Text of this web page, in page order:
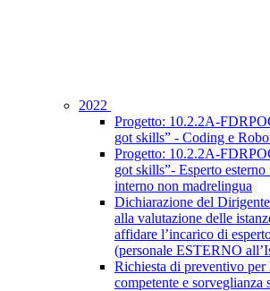
2022
Progetto: 10.2.2A-
got skills” - Coding e
Progetto: 10.2.2A-
got skills”- Esperto
interno non madrelingua
Dichiarazione del
alla valutazione delle
affidare l’incarico di
(personale ESTERNO
Richiesta di preventivo
competente e sorveglianza